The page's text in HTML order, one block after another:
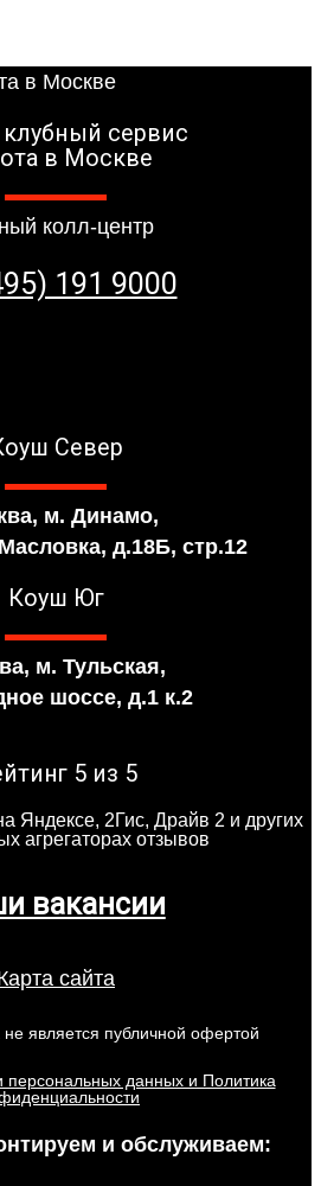
сервис
в Москве
колл-центр
191 9000
Север
м. Динамо,
д.18Б, стр.12
Коуш Юг
м. Тульская,
шоссе, д.1 к.2
5 из 5
Яндексе, 2Гис, Драйв 2 и других
агрегаторах отзывов
вакансии
сайта
является публичной офертой
персональных данных и Политика
и обслуживаем: